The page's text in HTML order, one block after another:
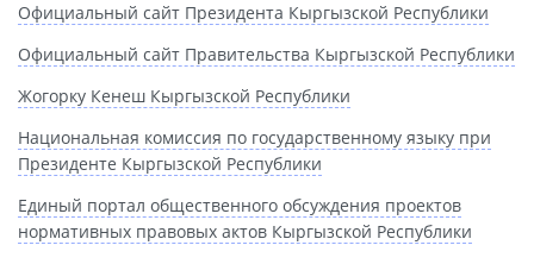
Официальный сайт Президента Кыргызской Республики
Официальный сайт Правительства Кыргызской Республики
Жогорку Кенеш Кыргызской Республики
Национальная комиссия по государственному языку при
Президенте Кыргызской Республики
Единый портал общественного обсуждения проектов
нормативных правовых актов Кыргызской Республики